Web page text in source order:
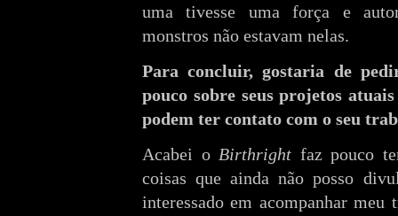
uma tivesse uma força e
monstros não estavam nelas.
Para concluir, gostaria de
pouco sobre seus projetos
podem ter contato com o seu
Acabei oBirthright faz pouco
coisas que ainda não posso
interessado em acompanhar meu